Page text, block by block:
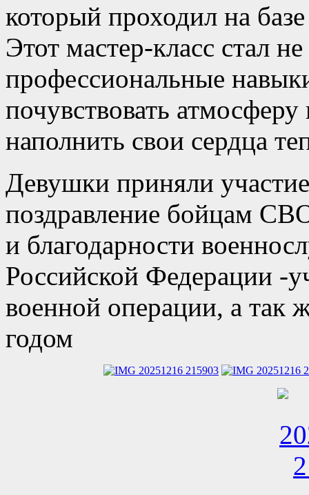
который проходил на
Этот мастер-класс стал
профессиональные
почувствовать
наполнить свои сердца
Девушки приняли
поздравление бойцам
и благодарности
Российской Федерации -
военной операции, а так
годом